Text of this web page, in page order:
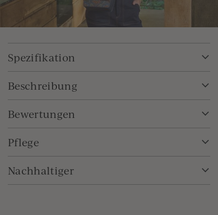
Spezifikation
Beschreibung
Bewertungen
Pflege
Nachhaltiger